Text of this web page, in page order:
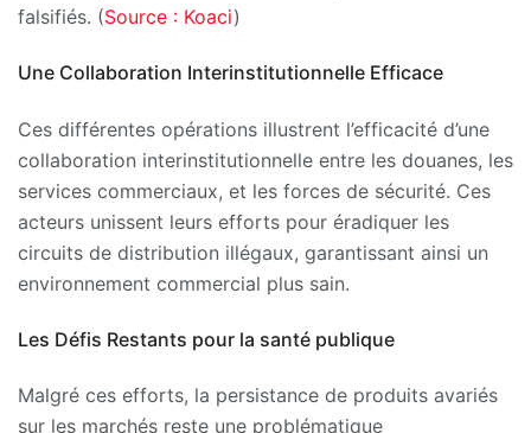
falsifiés. (Source : Koaci)
Une Collaboration Interinstitutionnelle Efficace
Ces différentes opérations illustrent l’efficacité d’une
collaboration interinstitutionnelle entre les douanes, les
services commerciaux, et les forces de sécurité. Ces
acteurs unissent leurs efforts pour éradiquer les
circuits de distribution illégaux, garantissant ainsi un
environnement commercial plus sain.
Les Défis Restants pour la santé publique
Malgré ces efforts, la persistance de produits avariés
sur les marchés reste une problématique